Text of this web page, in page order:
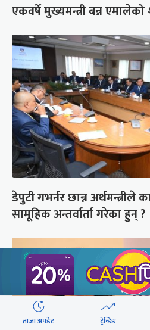
एकवर्षे मुख्यमन्त्री बन्न एमालेको
डेपुटी गभर्नर छान्न अर्थमन्त्रीले
सामूहिक अन्तर्वार्ता गरेका हुन् ?
ताजा अपडेट ट्रेन्डिङ